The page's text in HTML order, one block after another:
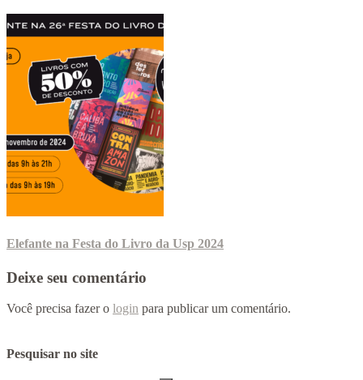
Elefante na Festa do Livro da Usp 2024
Deixe seu comentário
Você precisa fazer o login para publicar um comentário.
Pesquisar no site